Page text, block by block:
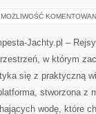
MOŻLIWOŚĆ
Jachty.pl –
w którym
się z praktyczną
stworzona z
wodę, które